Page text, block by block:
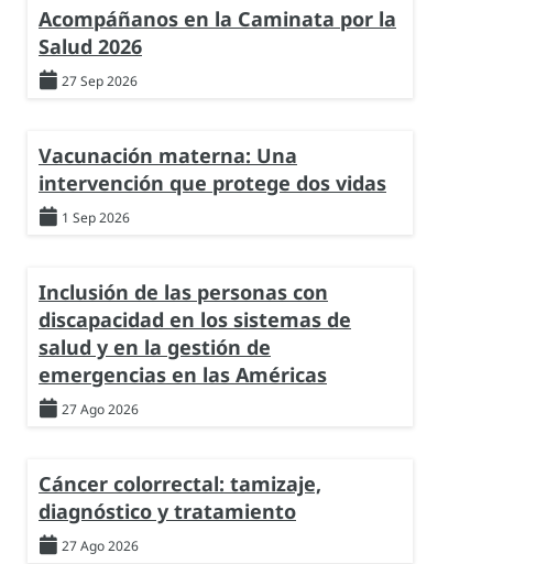
Acompáñanos en la Caminata por la
Salud 2026
27 Sep 2026
Vacunación materna: Una
intervención que protege dos vidas
1 Sep 2026
Inclusión de las personas con
discapacidad en los sistemas de
salud y en la gestión de
emergencias en las Américas
27 Ago 2026
Cáncer colorrectal: tamizaje,
diagnóstico y tratamiento
27 Ago 2026